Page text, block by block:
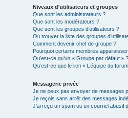
Niveaux d’utilisateurs et groupes
Que sont les administrateurs ?
Que sont les modérateurs ?
Que sont les groupes d’utilisateurs ?
Où trouver la liste des groupes
Comment devenir chef de groupe ?
Pourquoi certains membres
Qu’est-ce qu’un « Groupe par défaut » ?
Qu’est-ce que le lien « L’équipe du
Messagerie privée
Je ne peux pas envoyer de messages
Je reçois sans arrêt des messages
J’ai reçu un spam ou un courriel abusif